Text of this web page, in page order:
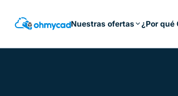
principal
Nuestras ofertas ¿Por qué